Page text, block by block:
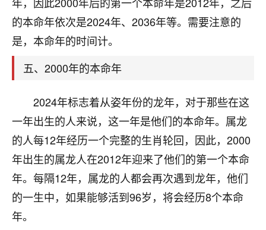
的本命年依次是2024年、2036年等。需要注意的
是，本命年的时间计。
五、2000年的本命年
2024年标志着从姿年份的龙年，对于那些在这
一年出生的人来说，这一年是他们的本命年。属龙
的人每12年经历一个完整的生肖轮回，因此，2000
年出生的属龙人在2012年迎来了他们的第一个本命
年。每隔12年，属龙的人都会再次遇到龙年，他们
的一生中，如果能够活到96岁，将会经历8个本命
年。
师，一开始我是病急乱投医，这半年来，法事一个个
做完，我女儿跟变了个人一样，不期望她能考多好的
大学，只要能安安稳稳的把书读了，身体心理都健健
3小时前 来自河北 16
付深
我是公司人事调整，有升迁机会，但同时竞争的我们
三个，找老师的时候是抱着侥幸心理，没想到老师看
着我晋升有望，我半信半疑的按照老师建议，做了化
太岁还有一个发钱粮，本来年前的人事调整，拖到年